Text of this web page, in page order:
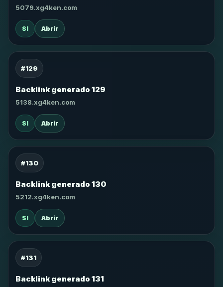
5079.xg4ken.com
SI Abrir
#129
Backlink generado 129
5138.xg4ken.com
SI Abrir
#130
Backlink generado 130
5212.xg4ken.com
SI Abrir
#131
Backlink generado 131